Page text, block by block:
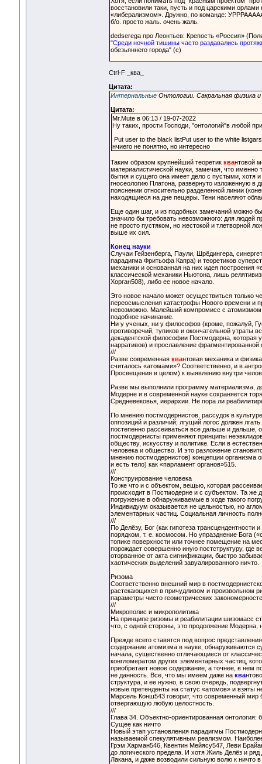
восстановили таки, пусть и под царскими
«либерализмом». Дружно, по команде:
б/о. просто жаль. очень жаль.
dedserega про Леонтьев: Крепость «Россия»
"Среди ночной тишины часто раздавались
обезьяннего города" (с)
Ctrl-F _ква_
Цитата:
ИнтернальныеОнтологии. Сакральная физика
Цитата:
Mr.Mute в 06:13 / 19-07-2022
Ну таких, прости Господи, "онтологий"в любой
Put user to the black listPut user to the white
нчиего не понятно, но интересно
Таким образом крупнейший теоретик квантовой
материалистической науки, замечая, что
бытия и сущего она имеет дело с пустыми, хотя
гносеологию Платона, развернуто изложенную в
пояснении относительно разделенной линии
находящиеся на дне пещеры. Тени населяют
Еще один шаг, и из подобных замечаний можно
значило бы требовать невозможного: для людей
не просто пустяком, но жестокой и тлетворной
выше их сил.
Конец науки
Случаи Гейзенберга, Паули, Шрёдингера,
парадигма Фритьофа Капра) и теоретиков
механики и основанная на них идея построения
классической механики Ньютона, лишь
Хорган508), либо ее новое начало.
Это новое начало может осуществиться только
переосмысления катастрофы Нового времени и
невозможно. Малейший компромисс с
подобное начинание.
Ни у ученых, ни у философов (кроме, пожалуй,
противоречий, тупиков и окончательной утраты
декадентской философии Постмодерна, которая
нарративов) и прославление
///
Разве современная квантовая механика и
считалось «атомами»? Соответственно, и в
Просвещения в целом) к выявлению внутри
Разве мы выполнили программу материализма,
Модерне и в современной науке сохраняется
Средневековья, иерархии. Не пора ли
По мнению постмодернистов, рассудок в
оппозиций и различий; лгущий логос должен
постепенно рассеиваться все дальше и
постмодернисты применяют принципы
обществу, искусству и политике. Если в
человека и общество. И это разложение
мнению постмодернистов) концепции организма
и есть тело) как «парламент органов»515.
///
Конструирование человека
То же что и с объектом, вещью, которая
происходит в Постмодерне и с субъектом. Та же
погружение в обнаруживаемые в ходе такого
Индивидуум оказывается не цельностью, но
элементарных частиц. Социальная личность
///
По Делёзу, Бог (как гипотеза
порядком, т. е. космосом. Но упразднение Бога
топике поверхности или точнее помещение на
порождает совершенно иную постструктуру, где
оторванное от акта сигнификации, быстро
хаотических выделений завуалированного ничто.
Ризома
Соответственно внешний мир в
растекающихся в причудливом и произвольном
параметры чисто геометрических
///
Микрополис и микрополитика
На принципе ризомы и реабилитации шизомасс
что, с одной стороны, это продолжение
Прежде всего ставятся под вопрос
содержание атомизма в науке, обнаруживаются
начала, существенно отличающиеся от
конгломератом других элементарных частиц,
приобретает новое содержание, а точнее, в нем
не данность. Все, что мы имеем даже на ква
структура, и ее нужно, в свою очередь,
новые претенденты на статус «атомов» и взяты
Марсель Конш543 говорит, что современный мир
отвергающую любую целостность.
///
Глава 34. Объектно-ориентированная
Сущее как ничто
Новый этап установления парадигмы
называемой спекулятивным реализмом.
Грэм Харман546, Квентин Мейясу547, Леви
до логического предела. И хотя Жиль Делёз и
Лакана, и даже возводили сильную волю к ничто